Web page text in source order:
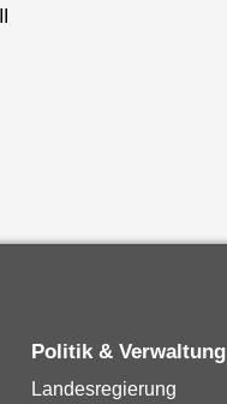
Politik & Verwaltung
Landesregierung